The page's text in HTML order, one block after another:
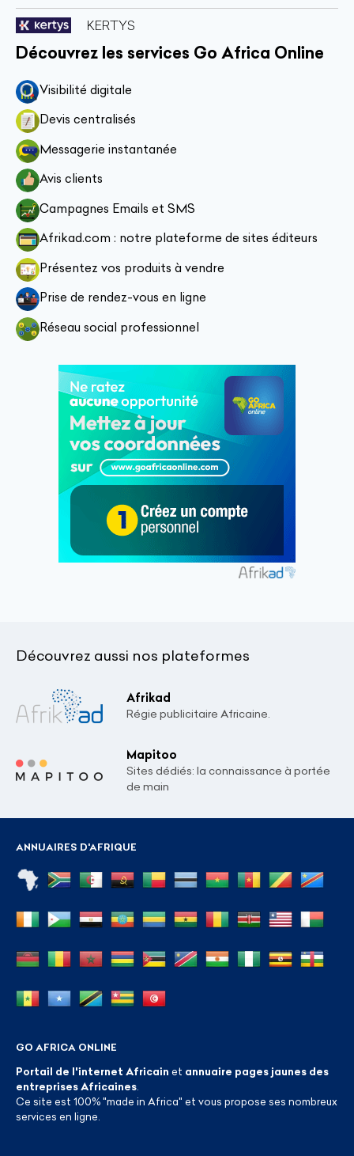
KERTYS
Découvrez les services Go Africa Online
Visibilité digitale
Devis centralisés
Messagerie instantanée
Avis clients
Campagnes Emails et SMS
Afrikad.com : notre plateforme de sites éditeurs
Présentez vos produits à vendre
Prise de rendez-vous en ligne
Réseau social professionnel
Découvrez aussi nos plateformes
Afrikad
Régie publicitaire Africaine.
Mapitoo
Sites dédiés: la connaissance à portée
de main
ANNUAIRES D'AFRIQUE
GO AFRICA ONLINE
Portail de l'internet Africain et annuaire pages jaunes des
entreprises Africaines
Ce site est 100% "made in Africa" et vous propose ses nombreux
services en ligne.